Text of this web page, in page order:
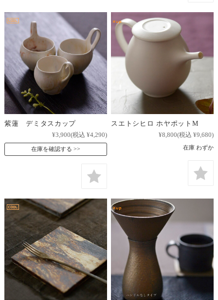
紫蓮 デミタスカップ
¥3,900(税込 ¥4,290)
在庫を確認する
スエトシヒロ ホヤポットM
¥8,800(税込 ¥9,680)
在庫 わずか